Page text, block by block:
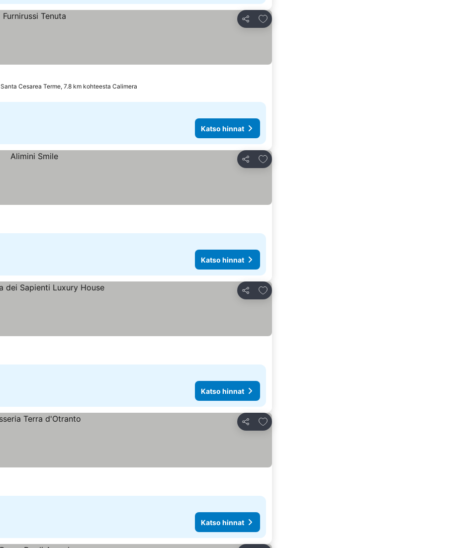
Jaa
Lisää suosikkeihin
Santa Cesarea Terme, 7.8 km kohteesta Calimera
Katso hinnat
Jaa
Lisää suosikkeihin
Katso hinnat
Jaa
Lisää suosikkeihin
Katso hinnat
Jaa
Lisää suosikkeihin
Katso hinnat